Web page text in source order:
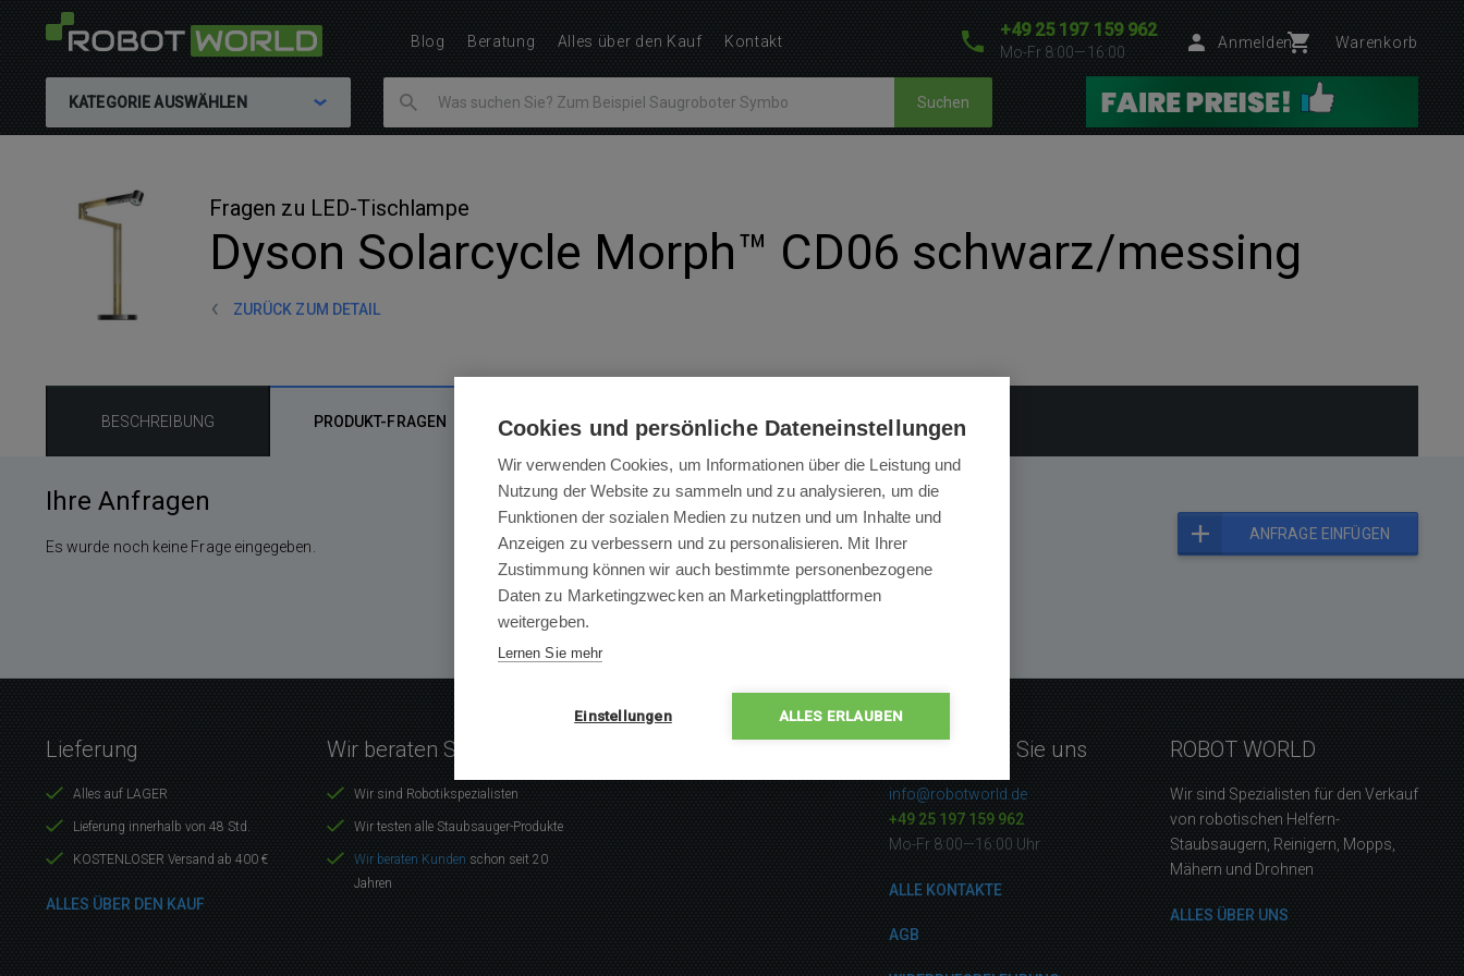
+49 25 197 159 962
Mo-Fr 8:00—16:00
Anmelden Warenkorb
KATEGORIE AUSWÄHLEN Suchen
Fragen zu LED-Tischlampe
Dyson Solarcycle Morph™ CD06 schwarz/messing
ZURÜCK ZUM DETAIL
BESCHREIBUNG PRODUKT-FRAGEN BEWERTUNGEN BEDIENUNGSANLEITUNGEN
Ihre Anfragen
ANFRAGE EINFÜGEN
Es wurde noch keine Frage eingegeben.
ANFRAGE EINFÜGEN
Blog Beratung Alles über den Kauf Kontakt
Lieferung
Alles auf LAGER
Lieferung innerhalb von 48 Std.
KOSTENLOSER Versand ab 400 €
ALLES ÜBER DEN KAUF
Wir beraten Sie gerne
Wir sind Robotikspezialisten
Wir testen alle Staubsauger-Produkte
Wir beraten Kunden schon seit 20
Jahren
Kontaktieren Sie uns
info@robotworld.de
+49 25 197 159 962
Mo-Fr 8:00—16:00 Uhr
ALLE KONTAKTE
AGB
ROBOT WORLD
Wir sind Spezialisten für den Verkauf
von robotischen Helfern-
Staubsaugern, Reinigern, Mopps,
Mähern und Drohnen
ALLES ÜBER UNS
Cookies und persönliche Dateneinstellungen
Wir verwenden Cookies, um Informationen über die Leistung und
Nutzung der Website zu sammeln und zu analysieren, um die
Funktionen der sozialen Medien zu nutzen und um Inhalte und
Anzeigen zu verbessern und zu personalisieren. Mit Ihrer
Zustimmung können wir auch bestimmte personenbezogene
Daten zu Marketingzwecken an Marketingplattformen
weitergeben.
Lernen Sie mehr
Einstellungen ALLES ERLAUBEN